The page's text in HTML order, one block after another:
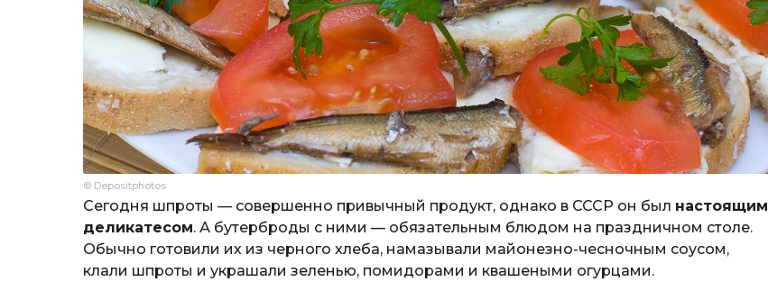
© Depositphotos
Сегодня шпроты — совершенно привычный продукт, однако в СССР он был настоящим
деликатесом. А бутерброды с ними — обязательным блюдом на праздничном столе.
Обычно готовили их из черного хлеба, намазывали майонезно-чесночным соусом,
клали шпроты и украшали зеленью, помидорами и квашеными огурцами.